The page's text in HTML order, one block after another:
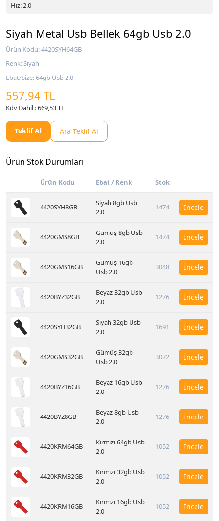
Hız: 2.0
Siyah Metal Usb Bellek 64gb Usb 2.0
Ürün Kodu: 4420SYH64GB
Renk: Siyah
Ebat/Size: 64gb Usb 2.0
557,94 TL
Kdv Dahil : 669,53 TL
Teklif Al Ara Teklif Al
Ürün Stok Durumları
Ürün Kodu Ebat / Renk Stok
4420SYH8GB
Siyah 8gb Usb
2.0
1474 İncele
4420GMS8GB
Gümüş 8gb Usb
2.0
1474 İncele
4420GMS16GB
Gümüş 16gb
Usb 2.0
3048 İncele
4420BYZ32GB
Beyaz 32gb Usb
2.0
1276 İncele
4420SYH32GB
Siyah 32gb Usb
2.0
1691 İncele
4420GMS32GB
Gümüş 32gb
Usb 2.0
3072 İncele
4420BYZ16GB
Beyaz 16gb Usb
2.0
1276 İncele
4420BYZ8GB
Beyaz 8gb Usb
2.0
1276 İncele
4420KRM64GB
Kırmızı 64gb Usb
2.0
1052 İncele
4420KRM32GB
Kırmızı 32gb Usb
2.0
1052 İncele
4420KRM16GB
Kırmızı 16gb Usb
2.0
1052 İncele